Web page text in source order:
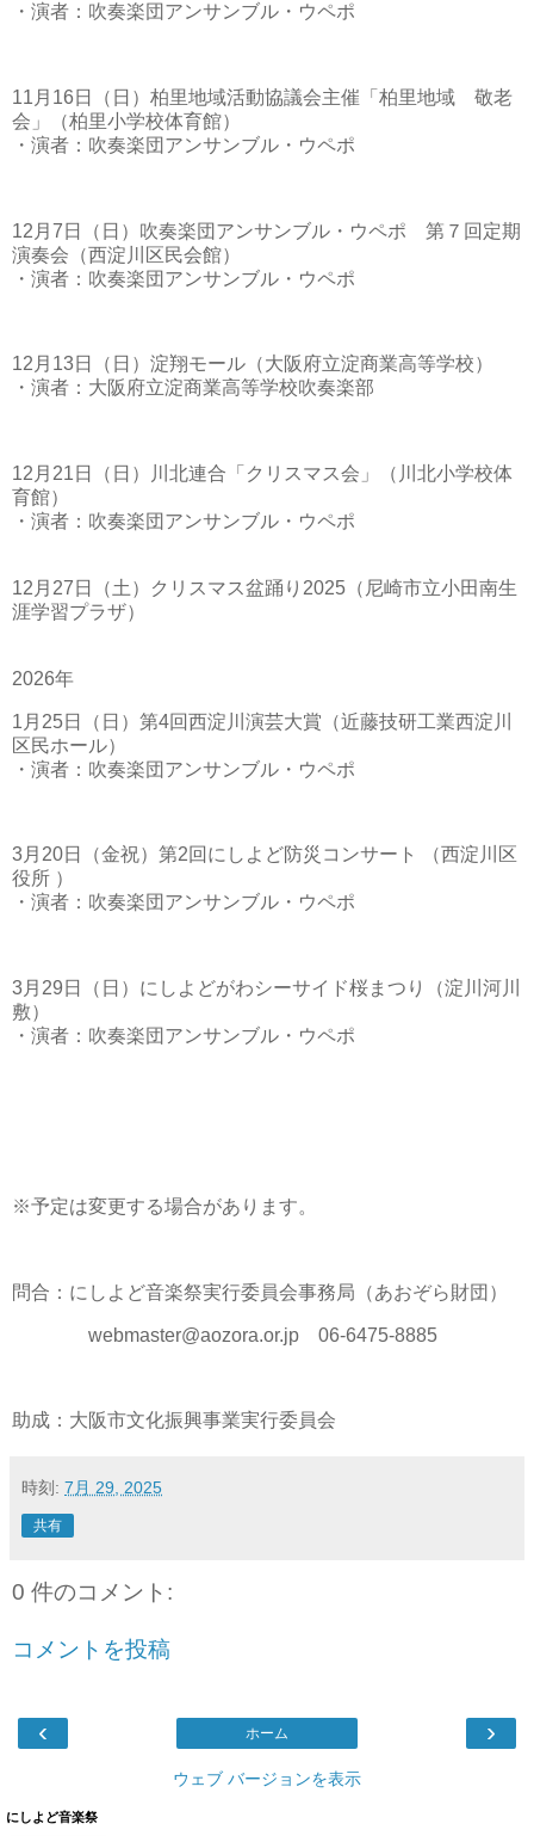
・演者：吹奏楽団アンサンブル・ウペポ
11月16日（日）柏里地域活動協議会主催「柏里地域 敬老
会」（柏里小学校体育館）
・演者：吹奏楽団アンサンブル・ウペポ
12月7日（日）吹奏楽団アンサンブル・ウペポ 第７回定期
演奏会（西淀川区民会館）
・演者：吹奏楽団アンサンブル・ウペポ
12月13日（日）淀翔モール（大阪府立淀商業高等学校）
・演者：大阪府立淀商業高等学校吹奏楽部
12月21日（日）川北連合「クリスマス会」（川北小学校体
育館）
・演者：吹奏楽団アンサンブル・ウペポ
12月27日（土）クリスマス盆踊り2025（尼崎市立小田南生
涯学習プラザ）
2026年
1月25日（日）第4回西淀川演芸大賞（近藤技研工業西淀川
区民ホール）
・演者：吹奏楽団アンサンブル・ウペポ
3月20日（金祝）第2回にしよど防災コンサート
（西淀川区
役所 ）
・演者：吹奏楽団アンサンブル・ウペポ
3月29日（日）にしよどがわシーサイド桜まつり（淀川河川
敷）
・演者：吹奏楽団アンサンブル・ウペポ
※予定は変更する場合があります。
問合：にしよど音楽祭実行委員会事務局（あおぞら財団）
webmaster@aozora.or.jp 06-6475-8885
助成：大阪市文化振興事業実行委員会
時刻: 7月 29, 2025
共有
0 件のコメント:
コメントを投稿
‹ ›
ホーム
ウェブ バージョンを表示
にしよど音楽祭